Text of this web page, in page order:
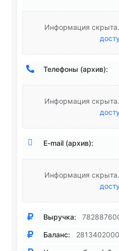
Информация скрыта.
Телефоны (архив):
Информация скрыта.
E-mail (архив):
Информация скрыта.
Выручка:
Баланс: 2813402000